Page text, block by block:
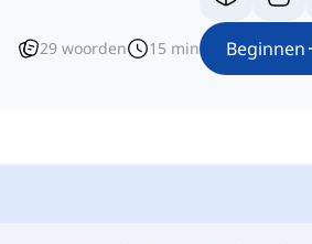
29 woorden 15 min Beginnen